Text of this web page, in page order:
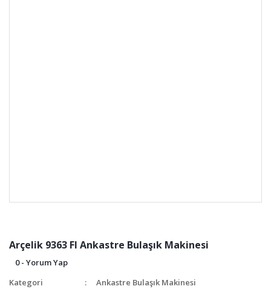
Arçelik 9363 FI Ankastre Bulaşık Makinesi
0 - Yorum Yap
Kategori
Ankastre Bulaşık Makinesi